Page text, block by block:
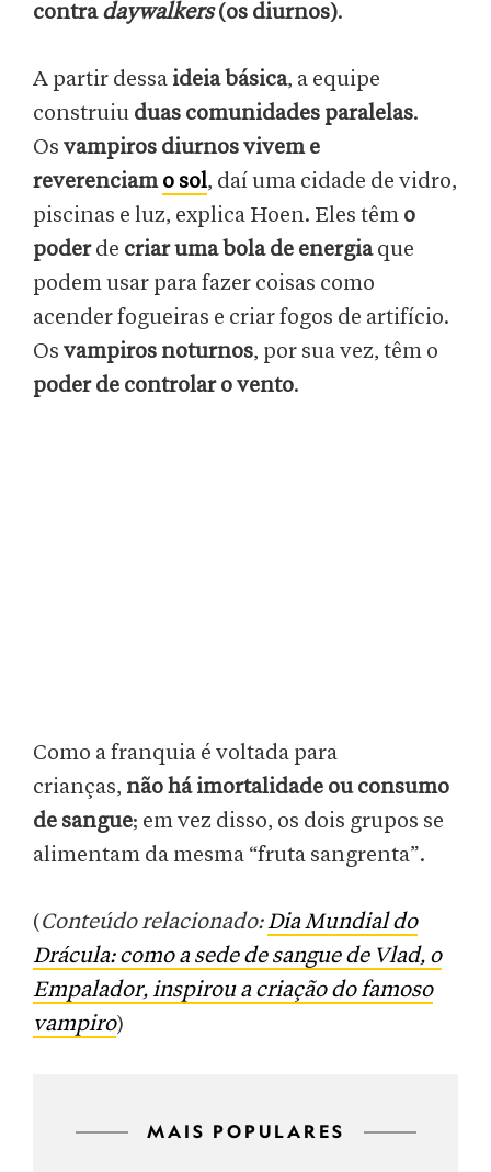
contradaywalkers(os diurnos).
A partir dessa ideia básica, a equipe
construiu duas comunidades paralelas.
Os vampiros diurnos vivem e
reverenciamo sol, daí uma cidade de vidro,
piscinas e luz, explica Hoen. Eles têm o
poderde criar uma bola de energiaque
podem usar para fazer coisas como
acender fogueiras e criar fogos de artifício.
Os vampiros noturnos, por sua vez, têm o
poder de controlar o vento.
Como a franquia é voltada para
crianças, não há imortalidade ou consumo
de sangue; em vez disso, os dois grupos se
alimentam da mesma “fruta sangrenta”.
(Conteúdo relacionado:Dia Mundial do
Drácula: como a sede de sangue de Vlad, o
Empalador, inspirou a criação do famoso
vampiro)
MAIS POPULARES